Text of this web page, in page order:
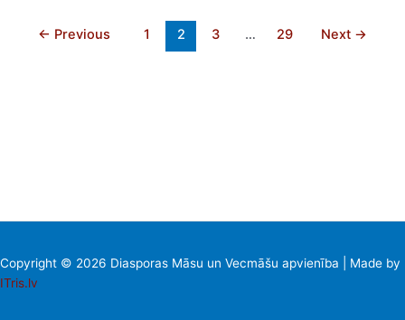
← Previous 1 2 3 … 29 Next →
Copyright © 2026 Diasporas Māsu un Vecmāšu apvienība | Made by
ITris.lv